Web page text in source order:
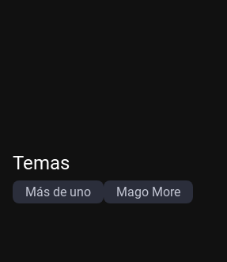
Temas
Más de uno Mago More